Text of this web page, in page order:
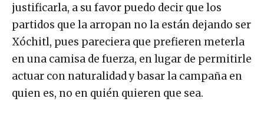
justificarla, a su favor puedo decir que los
partidos que la arropan no la están dejando ser
Xóchitl, pues pareciera que prefieren meterla
en una camisa de fuerza, en lugar de permitirle
actuar con naturalidad y basar la campaña en
quien es, no en quién quieren que sea.